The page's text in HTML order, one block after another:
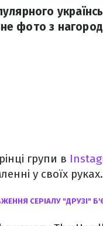
фото з
групи в
у своїх руках.
СЕРІАЛУ "ДРУЗІ"